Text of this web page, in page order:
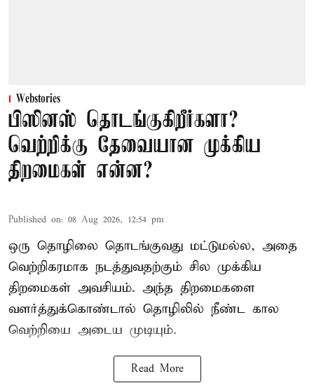
Webstories
பிஸினஸ் தொடங்குகிறீர்களா?
வெற்றிக்கு தேவையான முக்கிய
திறமைகள் என்ன?
Published on: 08 Aug 2026, 12:54 pm
ஒரு தொழிலை தொடங்குவது மட்டுமல்ல, அதை
வெற்றிகரமாக நடத்துவதற்கும் சில முக்கிய
திறமைகள் அவசியம். அந்த திறமைகளை
வளர்த்துக்கொண்டால் தொழிலில் நீண்ட கால
வெற்றியை அடைய முடியும்.
Read More